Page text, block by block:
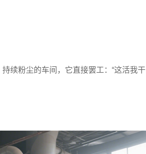
续粉尘的车间，它直接罢工：“这活我干